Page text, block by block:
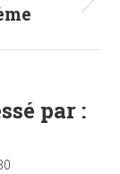
par :